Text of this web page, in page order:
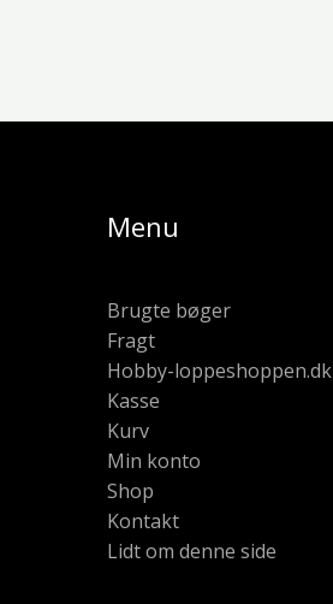
Menu
Brugte bøger
Fragt
Hobby-loppeshoppen.dk
Kasse
Kurv
Min konto
Shop
Kontakt
Lidt om denne side